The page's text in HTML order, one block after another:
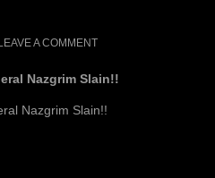
LEAVE A COMMENT
Nazgrim Slain!!
Nazgrim Slain!!